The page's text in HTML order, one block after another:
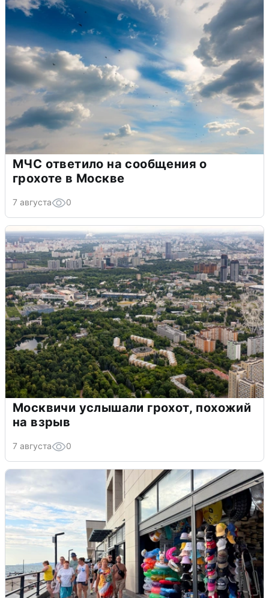
МЧС ответило на сообщения о
грохоте в Москве
7 августа 0
Москвичи услышали грохот, похожий
на взрыв
7 августа 0